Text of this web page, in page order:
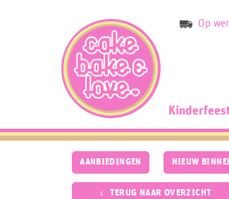
Op
AANBIEDINGEN NIEUW
TERUG NAAR OVERZICHT